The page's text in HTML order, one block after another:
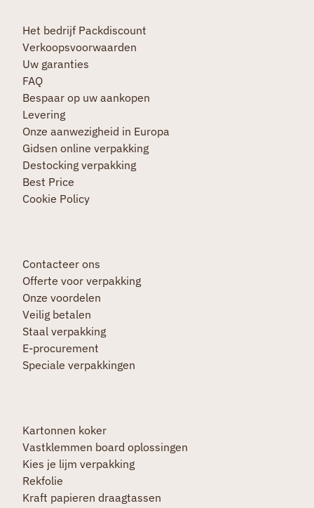
Het bedrijf Packdiscount
Verkoopsvoorwaarden
Uw garanties
FAQ
Bespaar op uw aankopen
Levering
Onze aanwezigheid in Europa
Gidsen online verpakking
Destocking verpakking
Best Price
Cookie Policy
Contacteer ons
Offerte voor verpakking
Onze voordelen
Veilig betalen
Staal verpakking
E-procurement
Speciale verpakkingen
Kartonnen koker
Vastklemmen board oplossingen
Kies je lijm verpakking
Rekfolie
Kraft papieren draagtassen